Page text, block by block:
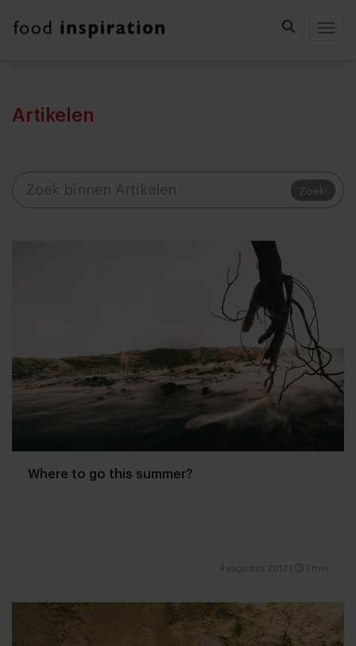
Artikelen
Zoek!
Where to go this summer?
4 augustus 2013 1 min